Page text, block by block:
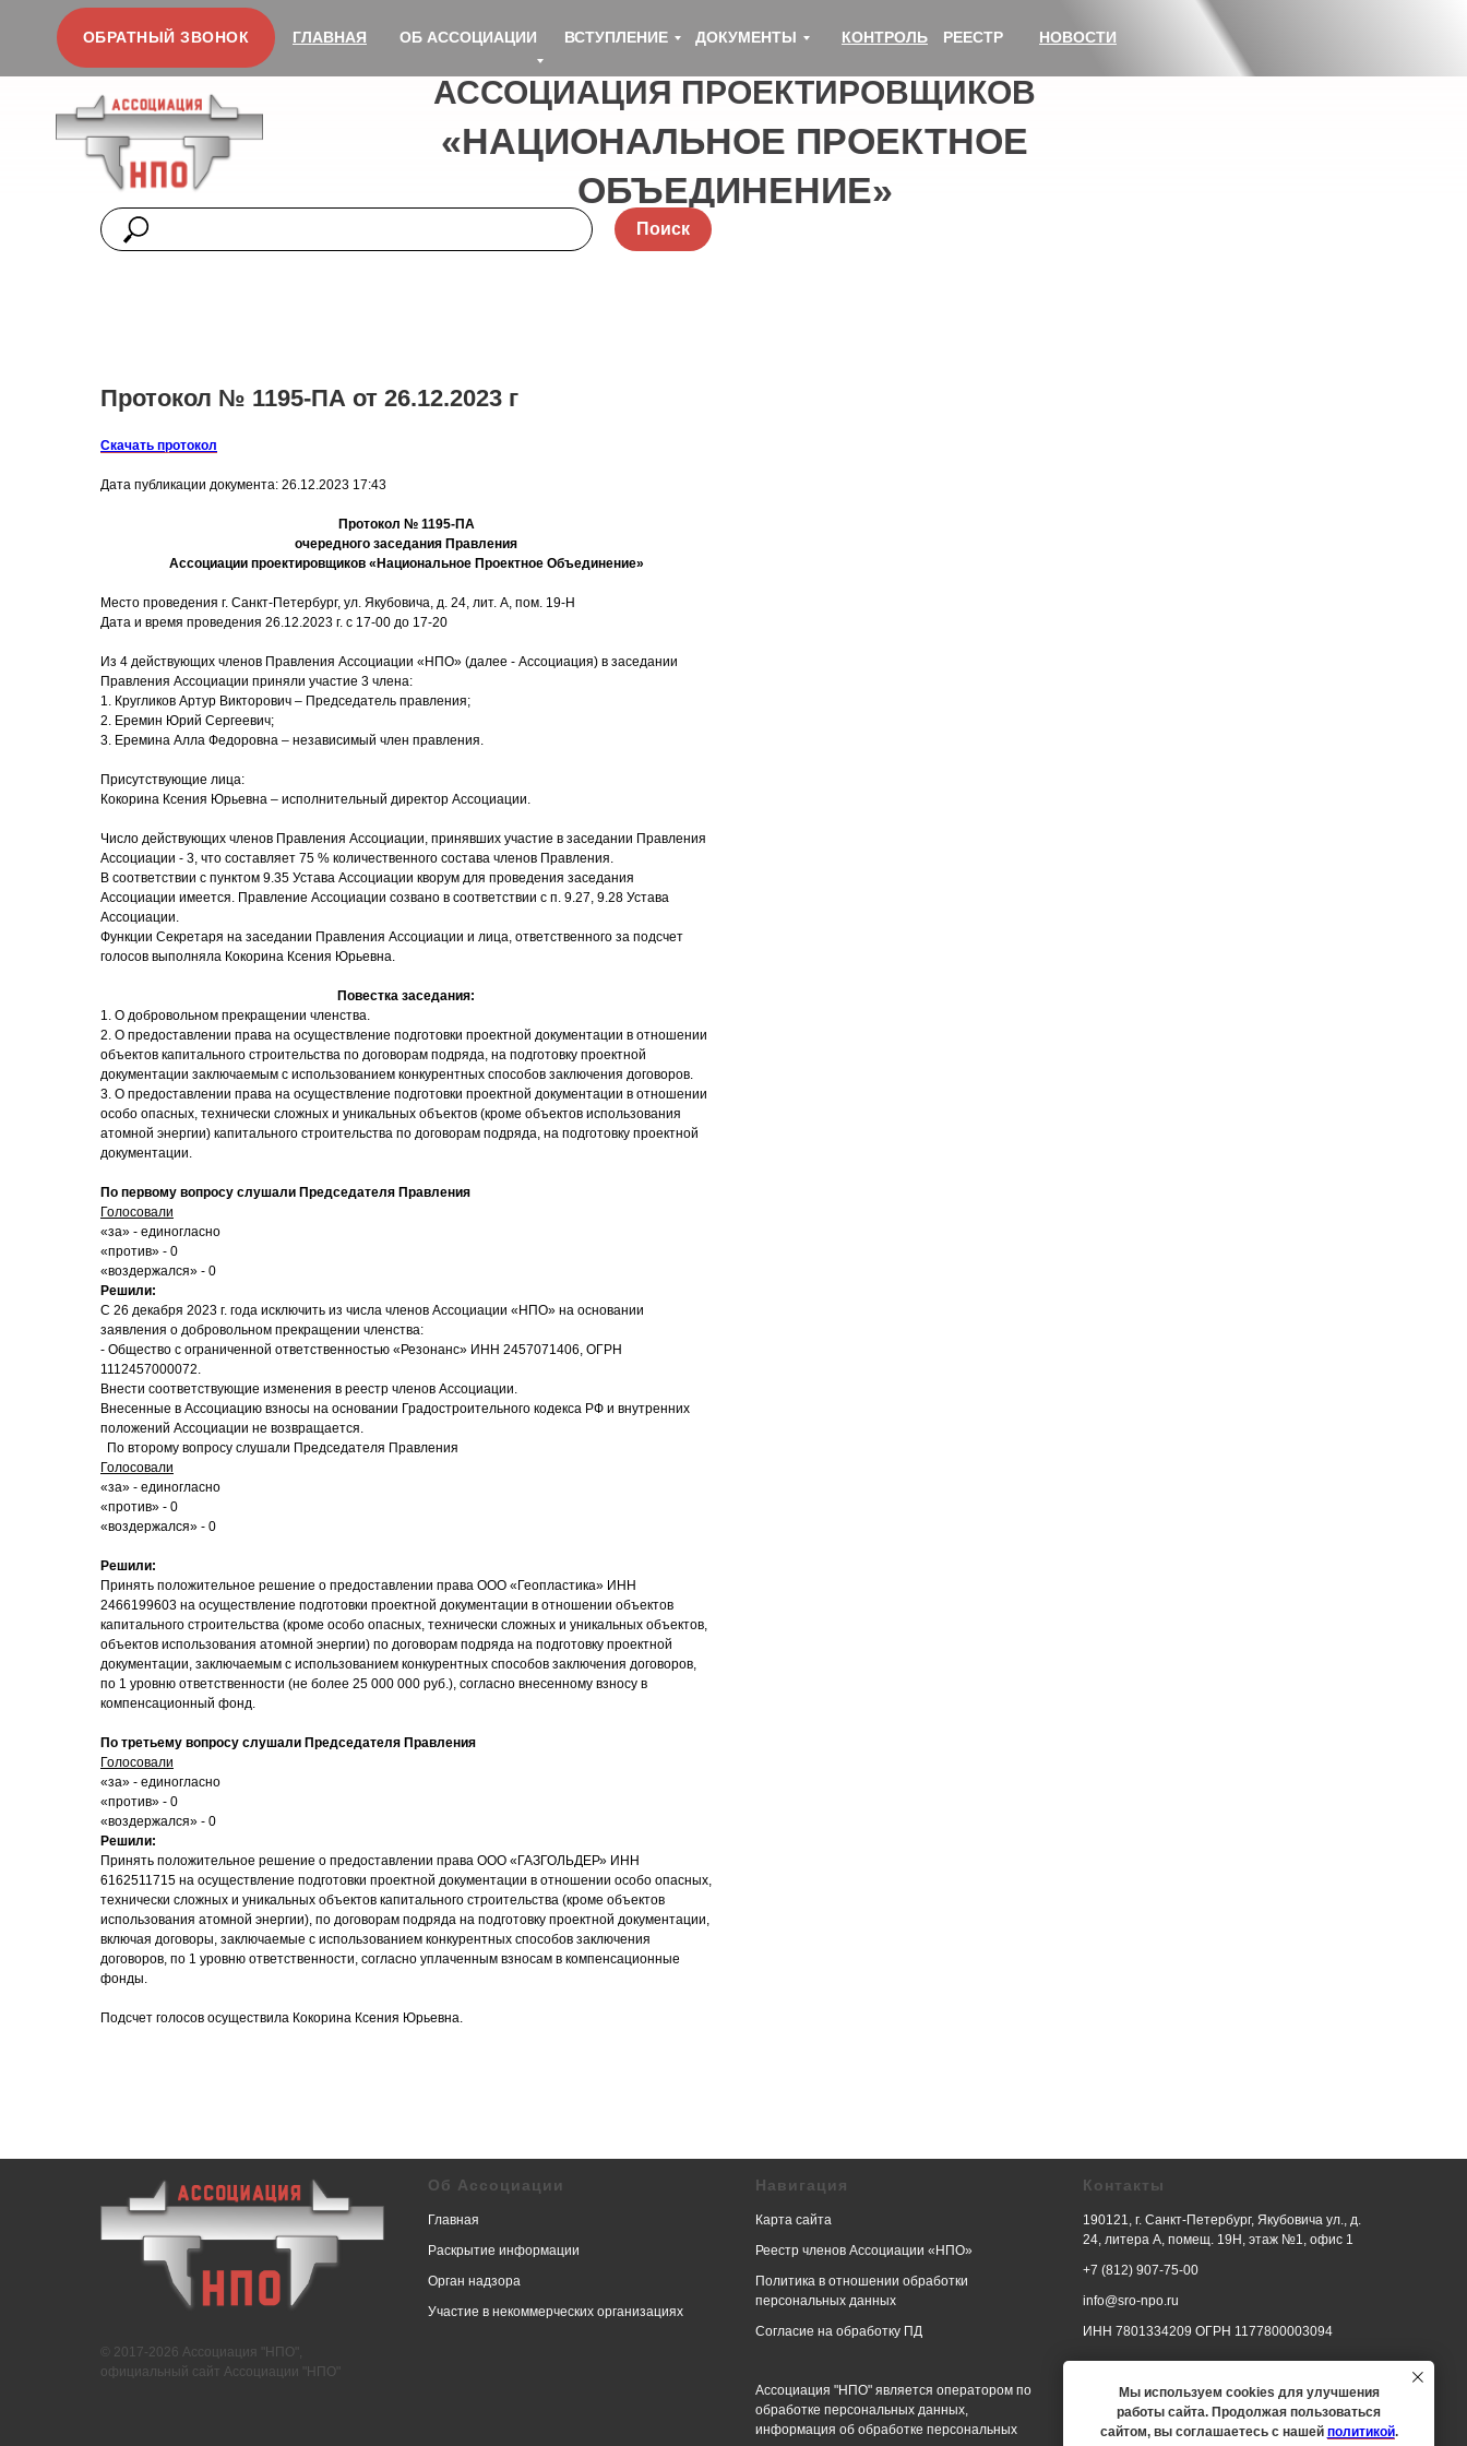
ОБ АССОЦИАЦИИ ДОКУМЕНТЫ
ВСТУПЛЕНИЕ КОНТРОЛЬ
ГЛАВНАЯ РЕЕСТР НОВОСТИ
ОБРАТНЫЙ ЗВОНОК
АССОЦИАЦИЯ ПРОЕКТИРОВЩИКОВ
«НАЦИОНАЛЬНОЕ ПРОЕКТНОЕ
ОБЪЕДИНЕНИЕ»
Поиск
Протокол № 1195-ПА от 26.12.2023 г
Скачать протокол
Дата публикации документа: 26.12.2023 17:43
Протокол № 1195-ПА
очередного заседания Правления
Ассоциации проектировщиков «Национальное Проектное Объединение»
Место проведения г. Санкт-Петербург, ул. Якубовича, д. 24, лит. А, пом. 19-Н
Дата и время проведения 26.12.2023 г. с 17-00 до 17-20
Из 4 действующих членов Правления Ассоциации «НПО» (далее - Ассоциация) в заседании
Правления Ассоциации приняли участие 3 члена:
1. Кругликов Артур Викторович – Председатель правления;
2. Еремин Юрий Сергеевич;
3. Еремина Алла Федоровна – независимый член правления.
Присутствующие лица:
Кокорина Ксения Юрьевна – исполнительный директор Ассоциации.
Число действующих членов Правления Ассоциации, принявших участие в заседании Правления
Ассоциации - 3, что составляет 75 % количественного состава членов Правления.
В соответствии с пунктом 9.35 Устава Ассоциации кворум для проведения заседания
Ассоциации имеется. Правление Ассоциации созвано в соответствии с п. 9.27, 9.28 Устава
Ассоциации.
Функции Секретаря на заседании Правления Ассоциации и лица, ответственного за подсчет
голосов выполняла Кокорина Ксения Юрьевна.
Повестка заседания:
1. О добровольном прекращении членства.
2. О предоставлении права на осуществление подготовки проектной документации в отношении
объектов капитального строительства по договорам подряда, на подготовку проектной
документации заключаемым с использованием конкурентных способов заключения договоров.
3. О предоставлении права на осуществление подготовки проектной документации в отношении
особо опасных, технически сложных и уникальных объектов (кроме объектов использования
атомной энергии) капитального строительства по договорам подряда, на подготовку проектной
документации.
По первому вопросу слушали Председателя Правления
Голосовали
«за» - единогласно
«против» - 0
«воздержался» - 0
Решили:
С 26 декабря 2023 г. года исключить из числа членов Ассоциации «НПО» на основании
заявления о добровольном прекращении членства:
- Общество с ограниченной ответственностью «Резонанс» ИНН 2457071406, ОГРН
1112457000072.
Внести соответствующие изменения в реестр членов Ассоциации.
Внесенные в Ассоциацию взносы на основании Градостроительного кодекса РФ и внутренних
положений Ассоциации не возвращается.
По второму вопросу слушали Председателя Правления
Голосовали
«за» - единогласно
«против» - 0
«воздержался» - 0
Решили:
Принять положительное решение о предоставлении права ООО «Геопластика» ИНН
2466199603 на осуществление подготовки проектной документации в отношении объектов
капитального строительства (кроме особо опасных, технически сложных и уникальных объектов,
объектов использования атомной энергии) по договорам подряда на подготовку проектной
документации, заключаемым с использованием конкурентных способов заключения договоров,
по 1 уровню ответственности (не более 25 000 000 руб.), согласно внесенному взносу в
компенсационный фонд.
По третьему вопросу слушали Председателя Правления
Голосовали
«за» - единогласно
«против» - 0
«воздержался» - 0
Решили:
Принять положительное решение о предоставлении права ООО «ГАЗГОЛЬДЕР» ИНН
6162511715 на осуществление подготовки проектной документации в отношении особо опасных,
технически сложных и уникальных объектов капитального строительства (кроме объектов
использования атомной энергии), по договорам подряда на подготовку проектной документации,
включая договоры, заключаемые с использованием конкурентных способов заключения
договоров, по 1 уровню ответственности, согласно уплаченным взносам в компенсационные
фонды.
Подсчет голосов осуществила Кокорина Ксения Юрьевна.
Мы используем cookies для улучшения
работы сайта. Продолжая пользоваться
сайтом, вы соглашаетесь с нашей политикой.
© 2017-2026 Ассоциация "НПО",
официальный сайт Ассоциации "НПО"
Об Ассоциации
Главная
Раскрытие информации
Орган надзора
Участие в некоммерческих организациях
Навигация
Карта сайта
Реестр членов Ассоциации «НПО»
Политика в отношении обработки
персональных данных
Согласие на обработку ПД
Ассоциация "НПО" является оператором по
обработке персональных данных,
информация об обработке персональных
Контакты
190121, г. Санкт-Петербург, Якубовича ул., д.
24, литера А, помещ. 19Н, этаж №1, офис 1
+7 (812) 907-75-00
info@sro-npo.ru
ИНН 7801334209 ОГРН 1177800003094